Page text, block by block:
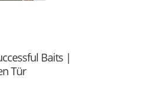
Baits |
Tür